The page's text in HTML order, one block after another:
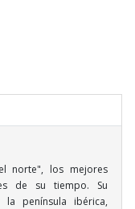
norte", los mejores
de su tiempo. Su
península ibérica,